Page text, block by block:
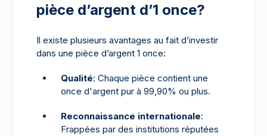
pièce d’argent d’1 once?
Il existe plusieurs avantages au fait d’investir
dans une pièce d’argent 1 once:
Qualité: Chaque pièce contient une
once d'argent pur à 99,90% ou plus.
Reconnaissance internationale:
Frappées par des institutions réputées